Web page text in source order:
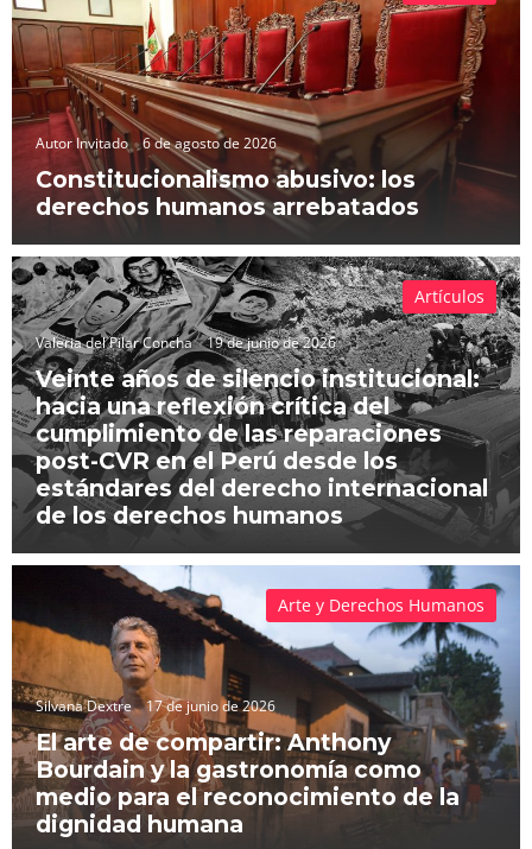
Autor Invitado 6 de agosto de 2026
Constitucionalismo abusivo: los
derechos humanos arrebatados
Valeria del Pilar Concha 19 de junio de 2026
Veinte años de silencio institucional:
hacia una reflexión crítica del
cumplimiento de las reparaciones
post-CVR en el Perú desde los
estándares del derecho internacional
de los derechos humanos
Artículos
Silvana Dextre 17 de junio de 2026
El arte de compartir: Anthony
Bourdain y la gastronomía como
medio para el reconocimiento de la
dignidad humana
Arte y Derechos Humanos